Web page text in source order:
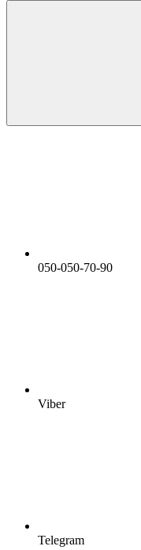
050-050-70-90
Viber
Telegram